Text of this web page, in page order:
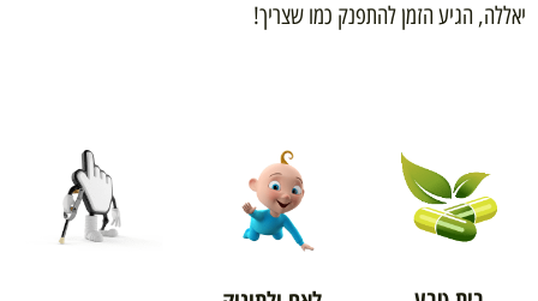
יאללה, הגיע הזמן להתפנק כמו שצריך!